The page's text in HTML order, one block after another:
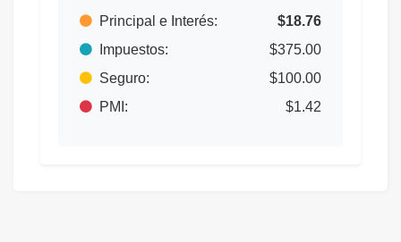
Principal e Interés:
$18.76
Impuestos:
$375.00
Seguro:
$100.00
PMI:
$1.42